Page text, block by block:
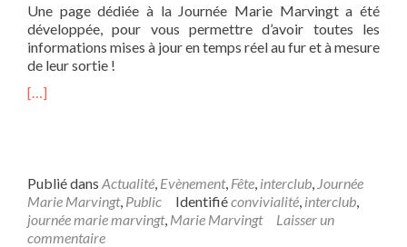
Une page dédiée à la Journée Marie Marvingt a été
développée, pour vous permettre d’avoir toutes les
informations mises à jour en temps réel au fur et à mesure
de leur sortie !
[…]
Publié dans Actualité Evènement, Fête interclub Journée
Marie Marvingt, Public Identifiéconvivialité interclub
journée marie marvingt, Marie Marvingt
Laisser un
commentaire